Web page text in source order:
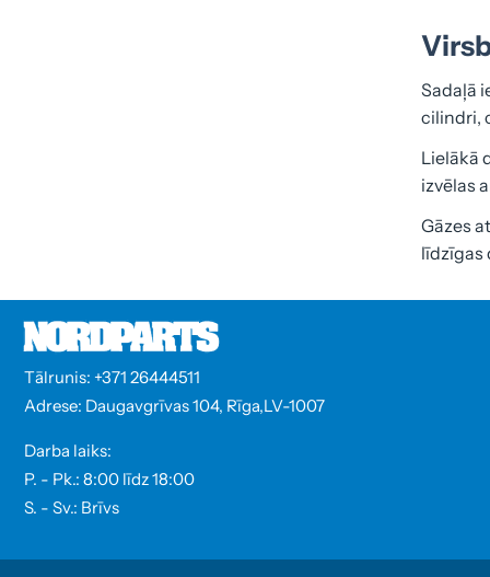
Sadaļā
cilindri,
Lielākā
izvēlas
Gāzes
līdzīgas
Tālrunis: +371 26444511
Adrese: Daugavgrīvas 104, Rīga,LV-1007
Darba laiks:
P. - Pk.: 8:00 līdz 18:00
S. - Sv.: Brīvs